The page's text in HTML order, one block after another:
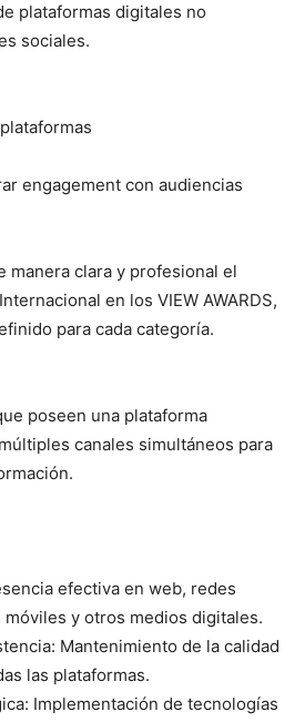
plataformas digitales no
sociales.
engagement con audiencias
manera clara y profesional el
en los VIEW AWARDS,
para cada categoría.
poseen una plataforma
canales simultáneos para
efectiva en web, redes
y otros medios digitales.
Mantenimiento de la calidad
las plataformas.
Implementación de tecnologías